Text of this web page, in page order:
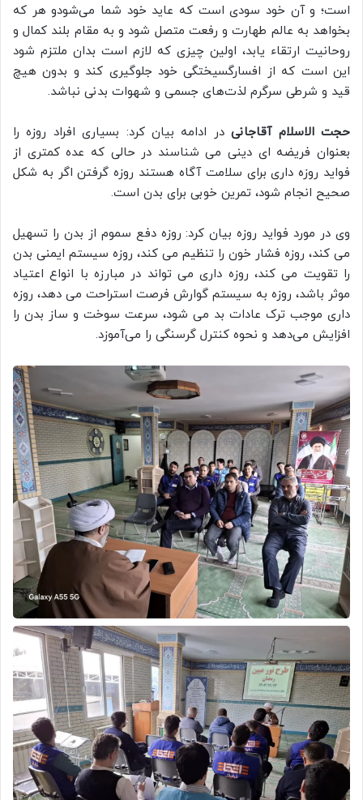
است؛ و آن خود سودی است که عاید خود شما می‌شودو هر که
بخواهد به عالم طهارت و رفعت متصل شود و به مقام بلند کمال و
روحانیت ارتقاء یابد، اولین چیزی که لازم است بدان ملتزم شود
این است که از افسارگسیختگی خود جلوگیری کند و بدون هیچ
قید و شرطی سرگرم لذت‌های جسمی و شهوات بدنی نباشد.
حجت الاسلام آقاجانیدر ادامه بیان کرد: بسیاری افراد روزه را
بعنوان فریضه ای دینی می شناسند در حالی که عده کمتری از
فواید روزه داری برای سلامت آگاه هستند روزه گرفتن اگر به شکل
صحیح انجام شود، تمرین خوبی برای بدن است.
وی در مورد فواید روزه بیان کرد: روزه دفع سموم از بدن را تسهیل
می کند، روزه فشار خون را تنظیم می کند، روزه سیستم ایمنی بدن
را تقویت می کند، روزه داری می تواند در مبارزه با انواع اعتیاد
موثر باشد، روزه به سیستم گوارش فرصت استراحت می دهد، روزه
داری موجب ترک عادات بد می شود، سرعت سوخت و ساز بدن را
افزایش می‌دهد و نحوه کنترل گرسنگی را می‌آموزد.